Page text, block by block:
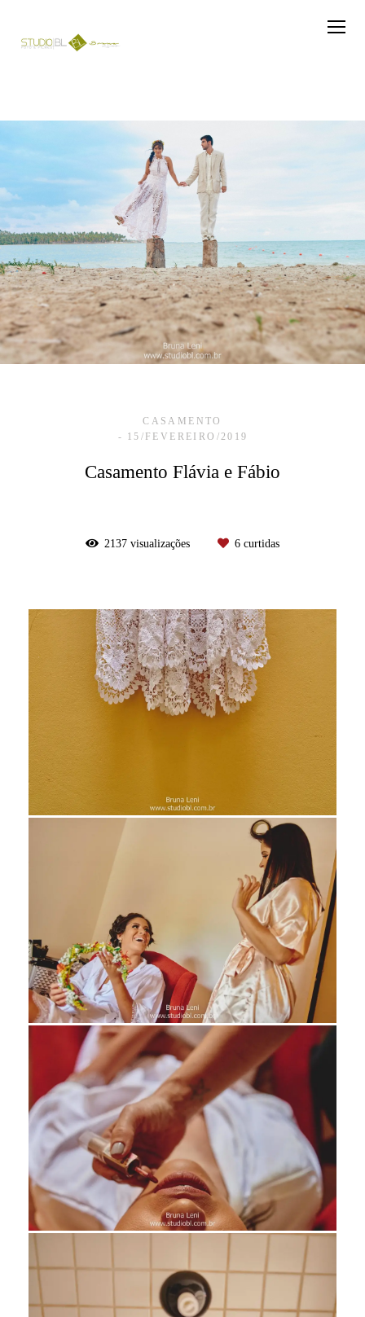
CASAMENTO
15/FEVEREIRO/2019
Casamento Flávia e Fábio
2137 visualizações 6 curtidas